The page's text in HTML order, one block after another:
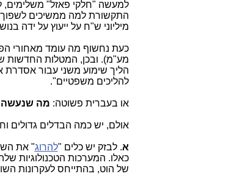
למעשה "חלקי פאזל" משלימים,
התקשורת למה ממשיכים לשפוך
מיליוני ש"ח על ייעוץ על ידה
להליכים משפטיים".
או בעברית פשוטה: מה שנעשה
אולם, יש כמה הבדלים גדולים
א. לבזק יש כלים "להרוג" את
כאלו. המערכות הטכנולוגיות
של הוט, בהתייחס לעקרונות